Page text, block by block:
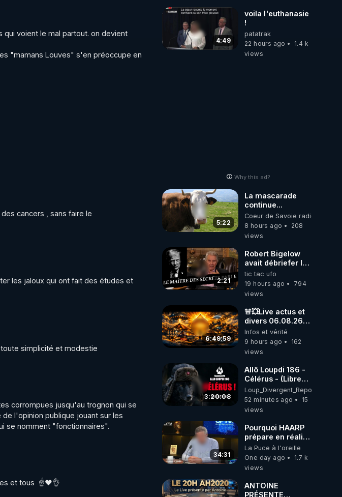
lita-lit-des-contes-aux-
à l'encontre des bibliothèques
drag-kings-en-bibliotheque-
en quoi ces animations
avec-des-drag-queens-et-
voient le mal partout. on devient
"mamans Louves" s'en préoccupe en
cancers , sans faire le
les jaloux qui ont fait des études et
toute simplicité et modestie
corrompues jusqu'au trognon qui se
l'opinion publique jouant sur les
se nomment "fonctionnaires".
et tous  ☝️❤👌
4:49
voila l'euthanasie
!
patatrak
22 hours ago
1.4 k
views
Why this ad?
5:22
La mascarade
continue...
Coeur de Savoie radioweb TV
8 hours ago
208
views
2:21
Robert Bigelow
avait débriefer le
pédophile
génocidaire de
donald j trump
tic tac ufo
19 hours ago
794
views
6:49:59
🚨💥Live actus et
divers 06.08.26💥
🚨
Infos et vérité
9 hours ago
162
views
3:20:08
Allô Loupdi 186 -
Célérus - (Libre
Antenne) - Loup
Divergent
2026.08.06
Loup_Divergent_Reposts
52 minutes ago
15
views
34:31
Pourquoi HAARP
prépare en réalité
un CHAOS
climatique, on
répond
La Puce à l'oreille
One day ago
1.7 k
views
ANTOINE
PRÉSENTE